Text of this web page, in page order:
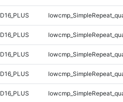
D16_PLUS
D16_PLUS
D16_PLUS
D16_PLUS
D16_PLUS